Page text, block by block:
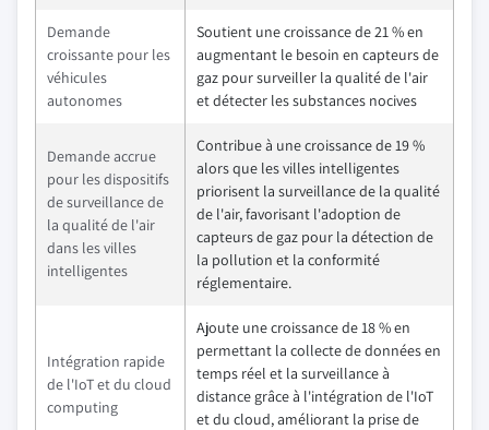
Demande
croissante pour les
véhicules
autonomes
Soutient une croissance de 21 % en
augmentant le besoin en capteurs de
gaz pour surveiller la qualité de l'air
et détecter les substances nocives
Demande accrue
pour les dispositifs
de surveillance de
la qualité de l'air
dans les villes
intelligentes
Contribue à une croissance de 19 %
alors que les villes intelligentes
priorisent la surveillance de la qualité
de l'air, favorisant l'adoption de
capteurs de gaz pour la détection de
la pollution et la conformité
réglementaire.
Intégration rapide
de l'IoT et du cloud
computing
Ajoute une croissance de 18 % en
permettant la collecte de données en
temps réel et la surveillance à
distance grâce à l'intégration de l'IoT
et du cloud, améliorant la prise de